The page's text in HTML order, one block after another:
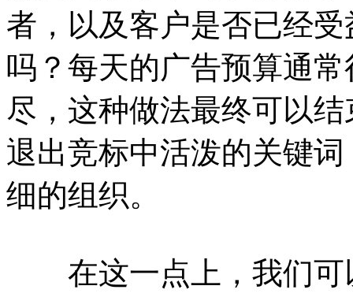
者，以及客户是否已经
吗？每天的广告预算通
尽，这种做法最终可以
退出竞标中活泼的关键
细的组织。
在这一点上，我们可